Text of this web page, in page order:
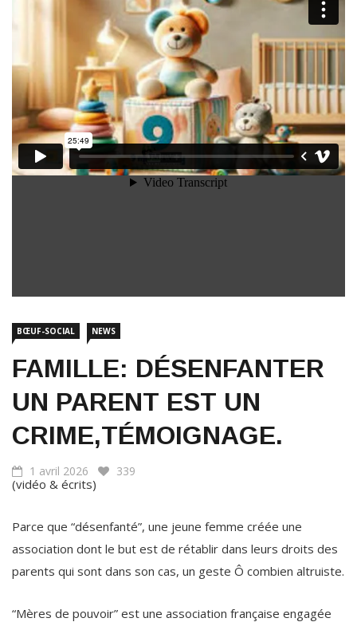
BŒUF-SOCIAL NEWS
FAMILLE: DÉSENFANTER
UN PARENT EST UN
CRIME,TÉMOIGNAGE.
1 avril 2026 339
(vidéo & écrits)
Parce que “désenfanté”, une jeune femme créée une
association dont le but est de rétablir dans leurs droits des
parents qui sont dans son cas, un geste Ô combien altruiste.
“Mères de pouvoir” est une association française engagée